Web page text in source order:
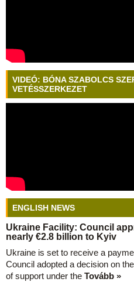
VIDEÓ: BÓNA SZABOLCS
VETÉSSZERKEZET
ENGLISH NEWS
Ukraine Facility: Council
nearly €2.8 billion to Kyiv
Ukraine is set to receive a
Council adopted a decision on
of support under the Tovább »